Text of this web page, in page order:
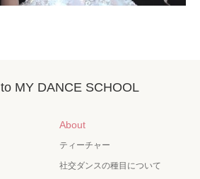
MY DANCE SCHOOL
About
ティーチャー
社交ダンスの種目について